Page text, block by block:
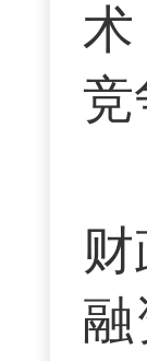
术
竞
融